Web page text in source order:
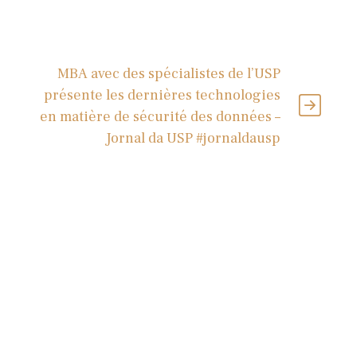
MBA avec des spécialistes de l’USP
présente les dernières technologies
en matière de sécurité des données –
Jornal da USP #jornaldausp